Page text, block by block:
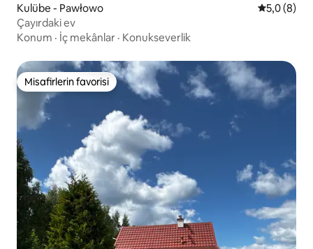
Kulübe - Pawłowo 55,0 (8)
Çayırdaki ev
Konum · İç mekânlar · Konukseverlik
Misafirlerin favorisi
Misafirlerin favorisi